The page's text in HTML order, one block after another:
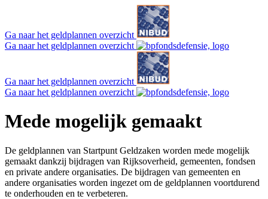
Ga naar het geldplannen overzicht
Ga naar het geldplannen overzicht
Ga naar het geldplannen overzicht
Ga naar het geldplannen overzicht
Mede mogelijk gemaakt
De geldplannen van Startpunt Geldzaken worden mede mogelijk
gemaakt dankzij bijdragen van Rijksoverheid, gemeenten, fondsen
en private andere organisaties. De bijdragen van gemeenten en
andere organisaties worden ingezet om de geldplannen voortdurend
te onderhouden en te verbeteren.